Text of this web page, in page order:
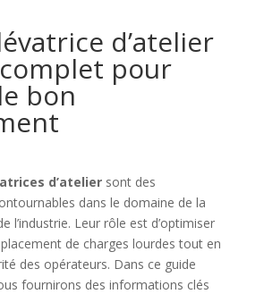
d’atelier
pour
bon
d’ateliersont des
dans le domaine de la
l’industrie. Leur rôle est d’optimiser
de charges lourdes tout en
des opérateurs. Dans ce guide
fournirons des informations clés